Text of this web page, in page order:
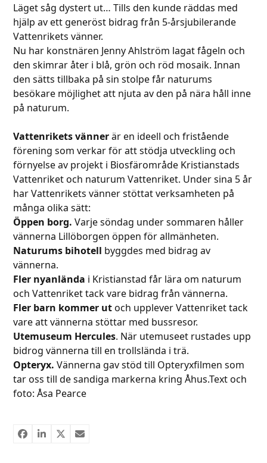
Läget såg dystert ut… Tills den kunde räddas med
hjälp av ett generöst bidrag från 5-årsjubilerande
Vattenrikets vänner.
Nu har konstnären Jenny Ahlström lagat fågeln och
den skimrar åter i blå, grön och röd mosaik. Innan
den sätts tillbaka på sin stolpe får naturums
besökare möjlighet att njuta av den på nära håll inne
på naturum.
Vattenrikets vännerär en ideell och fristående
förening som verkar för att stödja utveckling och
förnyelse av projekt i Biosfärområde Kristianstads
Vattenriket och naturum Vattenriket. Under sina 5 år
har Vattenrikets vänner stöttat verksamheten på
många olika sätt:
Öppen borg.Varje söndag under sommaren håller
vännerna Lillöborgen öppen för allmänheten.
Naturums bihotell byggdes med bidrag av
vännerna.
Fler nyanlända i Kristianstad får lära om naturum
och Vattenriket tack vare bidrag från vännerna.
Fler barn kommer utoch upplever Vattenriket tack
vare att vännerna stöttar med bussresor.
Utemuseum Hercules. När utemuseet rustades upp
bidrog vännerna till en trollslända i trä.
Opteryx.Vännerna gav stöd till Opteryxfilmen som
tar oss till de sandiga markerna kring Åhus.Text och
foto: Åsa Pearce